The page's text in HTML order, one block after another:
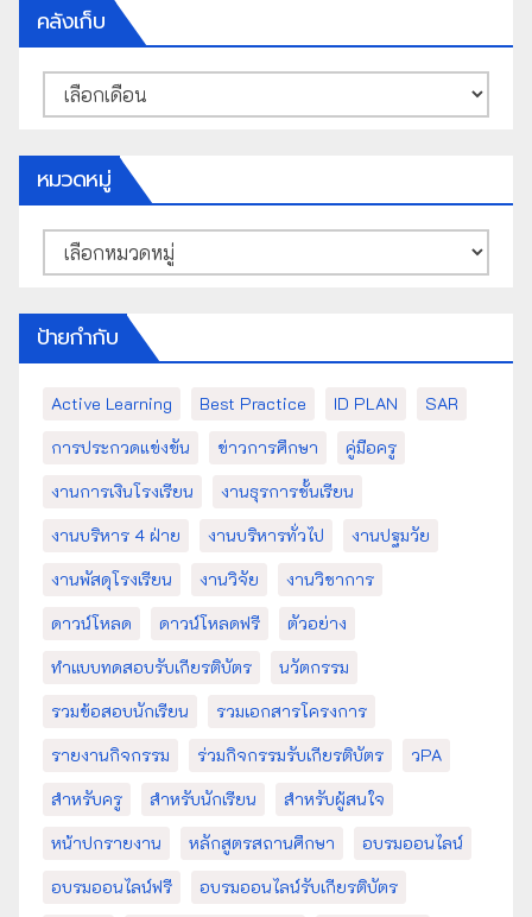
คลังเก็บ
คลัง
เก็บ
หมวดหมู่
หมวด
หมู่
ป้ายกำกับ
Active Learning Best Practice ID PLAN
SAR
การประกวดแข่งขัน
ข่าวการศึกษา
คู่มือครู
งานการเงินโรงเรียน
งานธุรการชั้นเรียน
งานบริหาร 4 ฝ่าย
งานบริหารทั่วไป
งานปฐมวัย
งานพัสดุโรงเรียน
งานวิจัย
งานวิชาการ
ดาวน์โหลด
ดาวน์โหลดฟรี
ตัวอย่าง
ทำแบบทดสอบรับเกียรติบัตร
นวัตกรรม
รวมข้อสอบนักเรียน
รวมเอกสารโครงการ
รายงานกิจกรรม
ร่วมกิจกรรมรับเกียรติบัตร
วPA
สำหรับครู
สำหรับนักเรียน
สำหรับผู้สนใจ
หน้าปกรายงาน
หลักสูตรสถานศึกษา
อบรมออนไลน์
อบรมออนไลน์ฟรี
อบรมออนไลน์รับเกียรติบัตร